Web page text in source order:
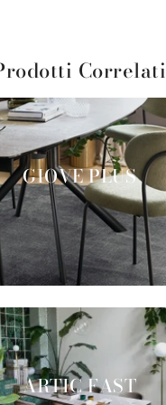
Correlati
GIOVE PLUS
ARTIC FAST